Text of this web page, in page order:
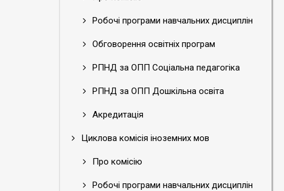
Робочі програми навчальних дисциплін
Обговорення освітніх програм
РПНД за ОПП Соціальна педагогіка
РПНД за ОПП Дошкільна освіта
Акредитація
Циклова комісія іноземних мов
Про комісію
Робочі програми навчальних дисциплін